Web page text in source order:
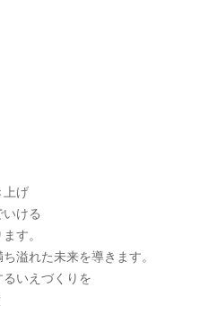
げ
ける
す。
溢れた未来を導きます。
いえづくりを